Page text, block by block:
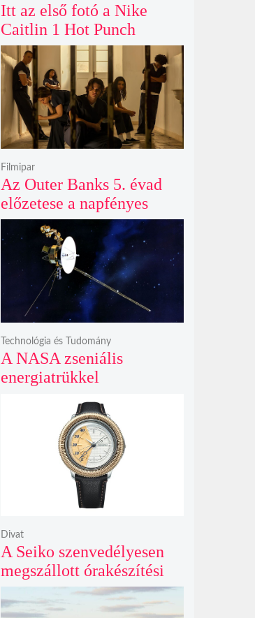
Itt az első fotó a Nike
Caitlin 1 Hot Punch
cipőjéről brutálisan ütős
színben
Az Outer Banks 5. évad
előzetese a napfényes
kalandok helyett
kíméletlen
bosszúhadjáratot ígér
Filmipar
A NASA zseniális
energiatrükkel
éves Voyager-2 csillagközi
küldetését
Technológia és Tudomány
A Seiko szenvedélyesen
megszállott órakészítési
kiállítása végre Londonba
érkezik idén nyáron
Divat